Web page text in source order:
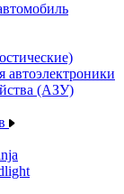
автоэлектроники
(АЗУ)